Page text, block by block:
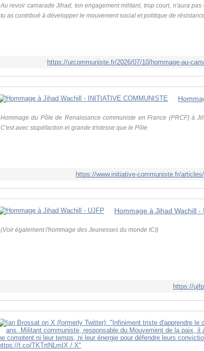
Au revoir camarade Jihad, ton engagement militant, trop court, n'aura
tu as contribué à développer le mouvement social et politique de
https://urcommuniste.fr/2026/07/10/hommage-au-
Hommage du Pôle de Renaissance communiste en France (PRCF) à
C'est avec stupéfaction et grande tristesse que le Pôle
https://www.initiative-communiste.fr/
Hommage à Jihad Wachill -
(Voir également l'hommage des Jeunesses du monde ICI)
https://